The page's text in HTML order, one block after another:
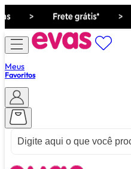
Meus
Favoritos